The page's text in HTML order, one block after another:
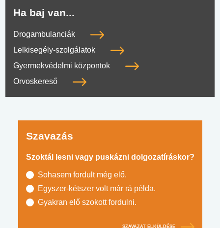
Ha baj van...
Drogambulanciák
Lelkisegély-szolgálatok
Gyermekvédelmi központok
Orvoskereső
Szavazás
Szoktál lesni vagy puskázni dolgozatíráskor?
Sohasem fordult még elő.
Egyszer-kétszer volt már rá példa.
Gyakran elő szokott fordulni.
SZAVAZAT ELKÜLDÉSE